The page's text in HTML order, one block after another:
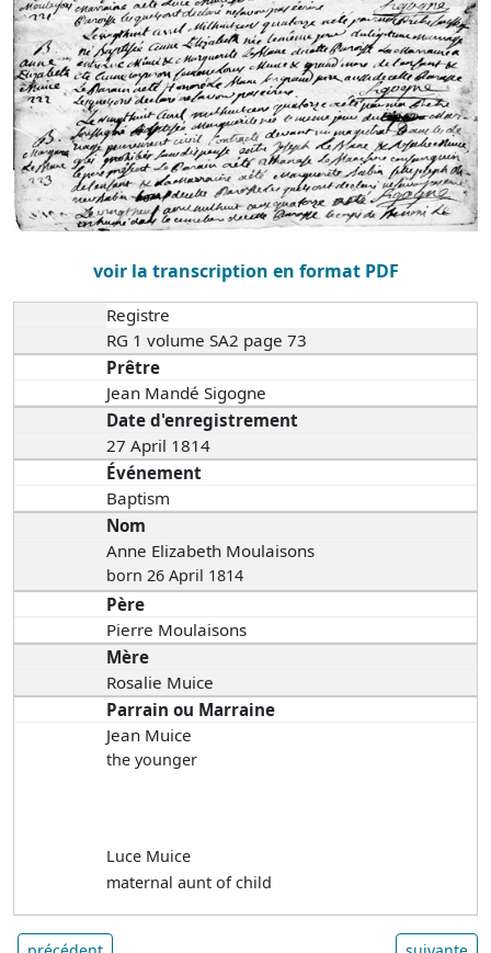
voir la transcription en format PDF
Registre
RG 1 volume SA2 page 73
Prêtre
Jean Mandé Sigogne
Date d'enregistrement
27 April 1814
Événement
Baptism
Nom
Anne Elizabeth Moulaisons
born 26 April 1814
Père
Pierre Moulaisons
Mère
Rosalie Muice
Parrain ou Marraine
Jean Muice
the younger
Luce Muice
maternal aunt of child